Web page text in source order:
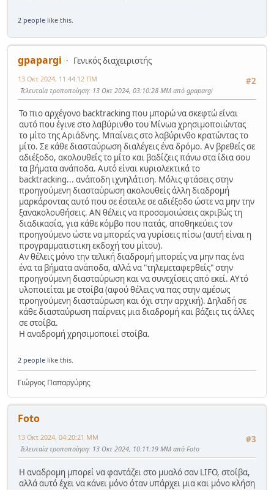
2 people like this.
gpapargi
Γενικός διαχειριστής
#2
13 Οκτ 2024, 11:44:12 ΠΜ
Τελευταία τροποποίηση: 13 Οκτ 2024, 03:10:28 ΜΜ από gpapargi
Το πιο αρχέγονο backtracking που μπορώ να σκεφτώ είναι
αυτό που έγινε στο λαβύρινθο του Μίνωα χρησιμοποιώντας
το μίτο της Αριάδνης. Μπαίνεις στο λαβύρινθο κρατώντας το
μίτο. Σε κάθε διασταύρωση διαλέγεις ένα δρόμο. Αν βρεθείς σε
αδιέξοδο, ακολουθείς το μίτο και βαδίζεις πάνω στα ίδια σου
τα βήματα ανάποδα. Αυτό είναι κυριολεκτικά το
backtracking... ανάποδη ιχνηλάτιση. Μόλις φτάσεις στην
προηγούμενη διασταύρωση ακολουθείς άλλη διαδρομή
μαρκάροντας αυτό που σε έστειλε σε αδιέξοδο ώστε να μην την
ξανακολουθήσεις. ΑΝ θέλεις να προσομοιώσεις ακριβώς τη
διαδικασία, για κάθε κόμβο που πατάς, αποθηκεύεις τον
προηγούμενο ώστε να μπορείς να γυρίσεις πίσω (αυτή είναι η
προγραμματιστικη εκδοχή του μίτου).
Αν θέλεις μόνο την τελική διαδρομή μπορείς να μην πας ένα
ένα τα βήματα ανάποδα, αλλά να "τηλεμεταφερθείς" στην
προηγούμενη διασταύρωση και να συνεχίσεις από εκεί. ΑΥτό
υλοποιείται με στοίβα (αφού θέλεις να πας στην αμέσως
προηγούμενη διασταύρωση και όχι στην αρχική). Δηλαδή σε
κάθε διασταύρωση παίρνεις μια διαδρομή και βάζεις τις άλλες
σε στοίβα.
Η αναδρομή χρησιμοποιεί στοίβα.
2 people like this.
Γιώργος Παπαργύρης
Foto
#3
13 Οκτ 2024, 04:20:21 ΜΜ
Τελευταία τροποποίηση: 13 Οκτ 2024, 10:11:19 ΜΜ από Foto
Η αναδρομη μπορεί να φαντάζει στο μυαλό σαν LIFO, στοίβα,
αλλά αυτό έχει να κάνει μόνο όταν υπάρχει μια και μόνο κλήση